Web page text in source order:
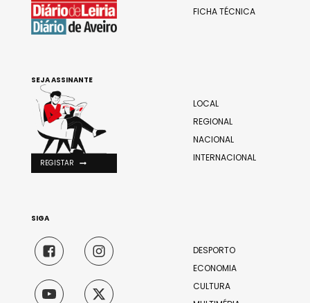
FICHA TÉCNICA
LOCAL
REGIONAL
NACIONAL
INTERNACIONAL
DESPORTO
ECONOMIA
CULTURA
SEJA ASSINANTE
REGISTAR
SIGA